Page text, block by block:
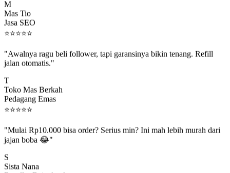
Mas Tio
Jasa SEO
⭐⭐⭐⭐⭐
jalan otomatis."
Toko Mas Berkah
Pedagang Emas
⭐⭐⭐⭐⭐
jajan boba 😂"
Sista Nana
Reseller Baju Anak